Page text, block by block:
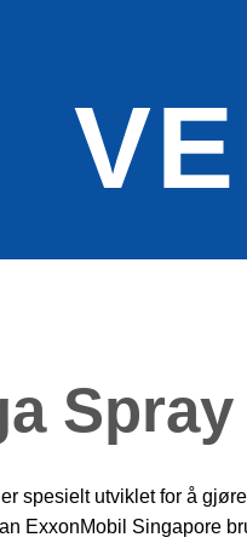
Spray
spesielt utviklet for å
ExxonMobil Singapore